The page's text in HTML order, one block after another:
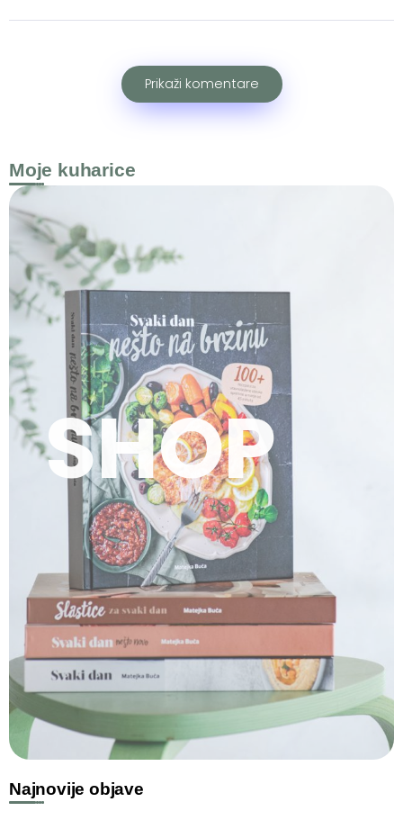
Prikaži komentare
Moje kuharice
SHOP
Najnovije objave